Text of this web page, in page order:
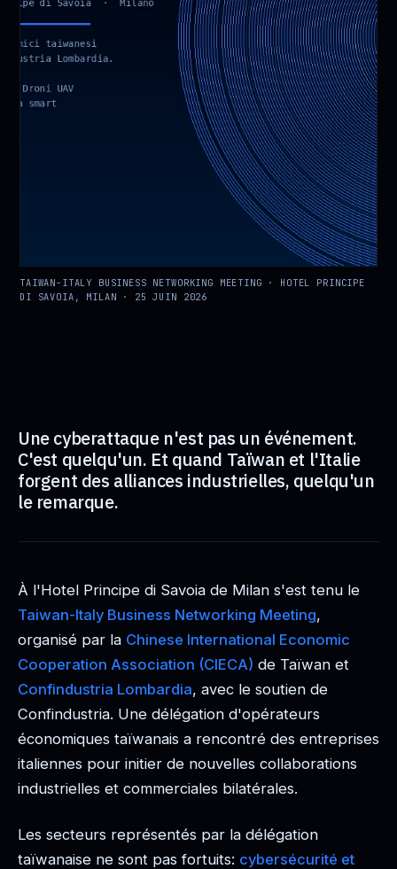
TAIWAN-ITALY BUSINESS NETWORKING MEETING · HOTEL PRINCIPE
DI SAVOIA, MILAN · 25 JUIN 2026
Une cyberattaque n'est pas un événement.
C'est quelqu'un. Et quand Taïwan et l'Italie
forgent des alliances industrielles, quelqu'un
le remarque.
À l'Hotel Principe di Savoia de Milan s'est tenu le
Taiwan-Italy Business Networking Meeting,
organisé par la Chinese International Economic
Cooperation Association (CIECA) de Taïwan et
Confindustria Lombardia, avec le soutien de
Confindustria. Une délégation d'opérateurs
économiques taïwanais a rencontré des entreprises
italiennes pour initier de nouvelles collaborations
industrielles et commerciales bilatérales.
Les secteurs représentés par la délégation
taïwanaise ne sont pas fortuits: cybersécurité et